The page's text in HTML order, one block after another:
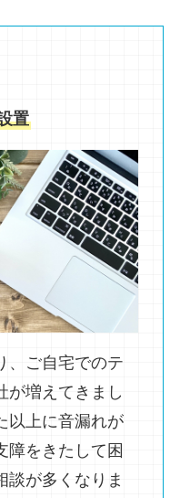
置
、ご自宅でのテ
が増えてきまし
以上に音漏れが
障をきたして困
談が多くなりま